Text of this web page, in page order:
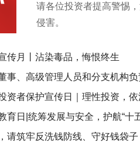
请各位投资者提高警惕
侵害。
传月丨沾染毒品，悔恨终生
事、高级管理人员和分支机构
资者保护宣传日｜理性投资，
育日|统筹发展与安全，护航“十
请筑牢反洗钱防线、守好钱袋子